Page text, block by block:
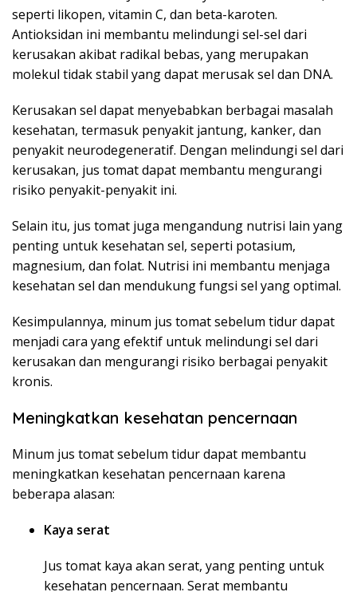
seperti likopen, vitamin C, dan beta-karoten.
Antioksidan ini membantu melindungi sel-sel dari
kerusakan akibat radikal bebas, yang merupakan
molekul tidak stabil yang dapat merusak sel dan DNA.
Kerusakan sel dapat menyebabkan berbagai masalah
kesehatan, termasuk penyakit jantung, kanker, dan
penyakit neurodegeneratif. Dengan melindungi sel dari
kerusakan, jus tomat dapat membantu mengurangi
risiko penyakit-penyakit ini.
Selain itu, jus tomat juga mengandung nutrisi lain yang
penting untuk kesehatan sel, seperti potasium,
magnesium, dan folat. Nutrisi ini membantu menjaga
kesehatan sel dan mendukung fungsi sel yang optimal.
Kesimpulannya, minum jus tomat sebelum tidur dapat
menjadi cara yang efektif untuk melindungi sel dari
kerusakan dan mengurangi risiko berbagai penyakit
kronis.
Meningkatkan kesehatan pencernaan
Minum jus tomat sebelum tidur dapat membantu
meningkatkan kesehatan pencernaan karena
beberapa alasan:
Kaya serat
Jus tomat kaya akan serat, yang penting untuk
kesehatan pencernaan. Serat membantu